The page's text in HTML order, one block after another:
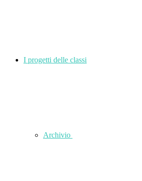
I progetti delle classi
Archivio